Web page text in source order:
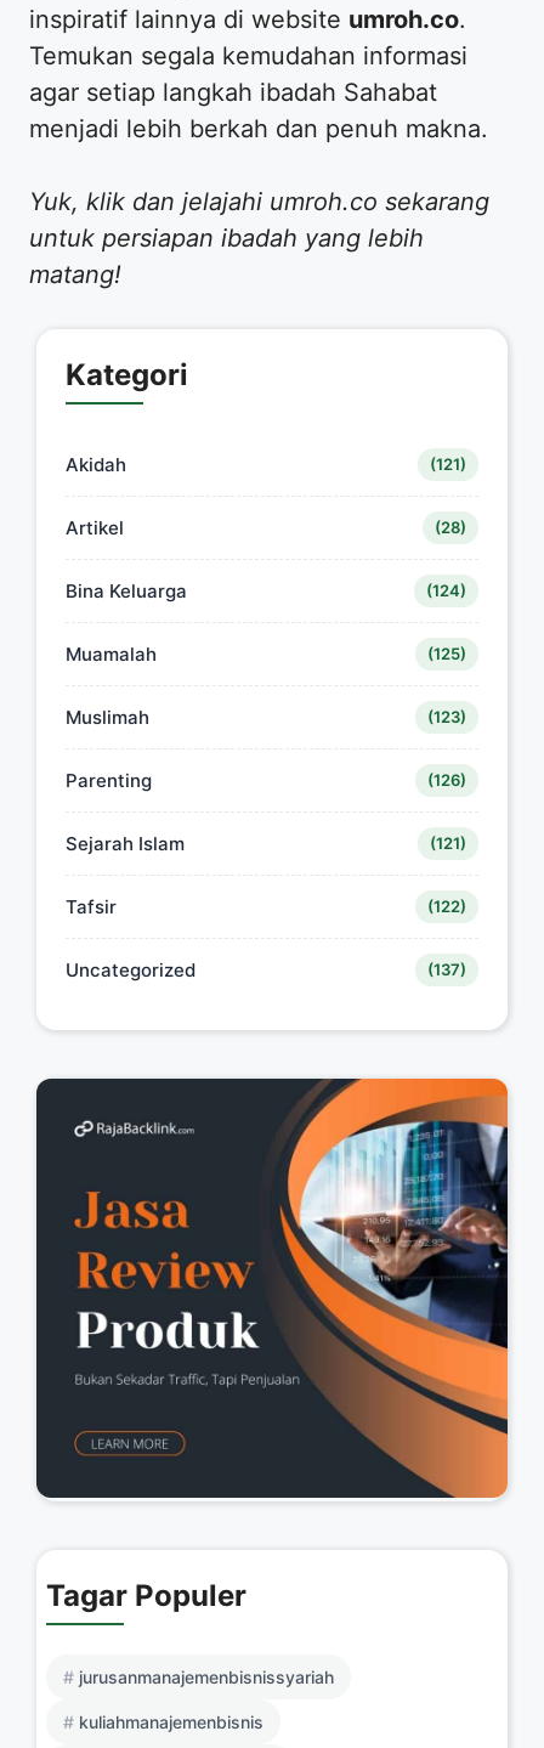
inspiratif lainnya di website umroh.co.
Temukan segala kemudahan informasi
agar setiap langkah ibadah Sahabat
menjadi lebih berkah dan penuh makna.
Yuk, klik dan jelajahi umroh.co sekarang
untuk persiapan ibadah yang lebih
matang!
Kategori
Akidah (121)
Artikel (28)
Bina Keluarga (124)
Muamalah (125)
Muslimah (123)
Parenting (126)
Sejarah Islam (121)
Tafsir (122)
Uncategorized (137)
Tagar Populer
jurusanmanajemenbisnissyariah
kuliahmanajemenbisnis